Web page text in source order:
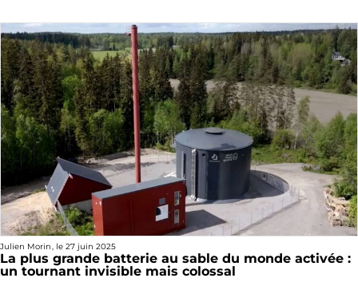
Julien Morin, le 27 juin 2025
La plus grande batterie au sable du monde activée :
un tournant invisible mais colossal